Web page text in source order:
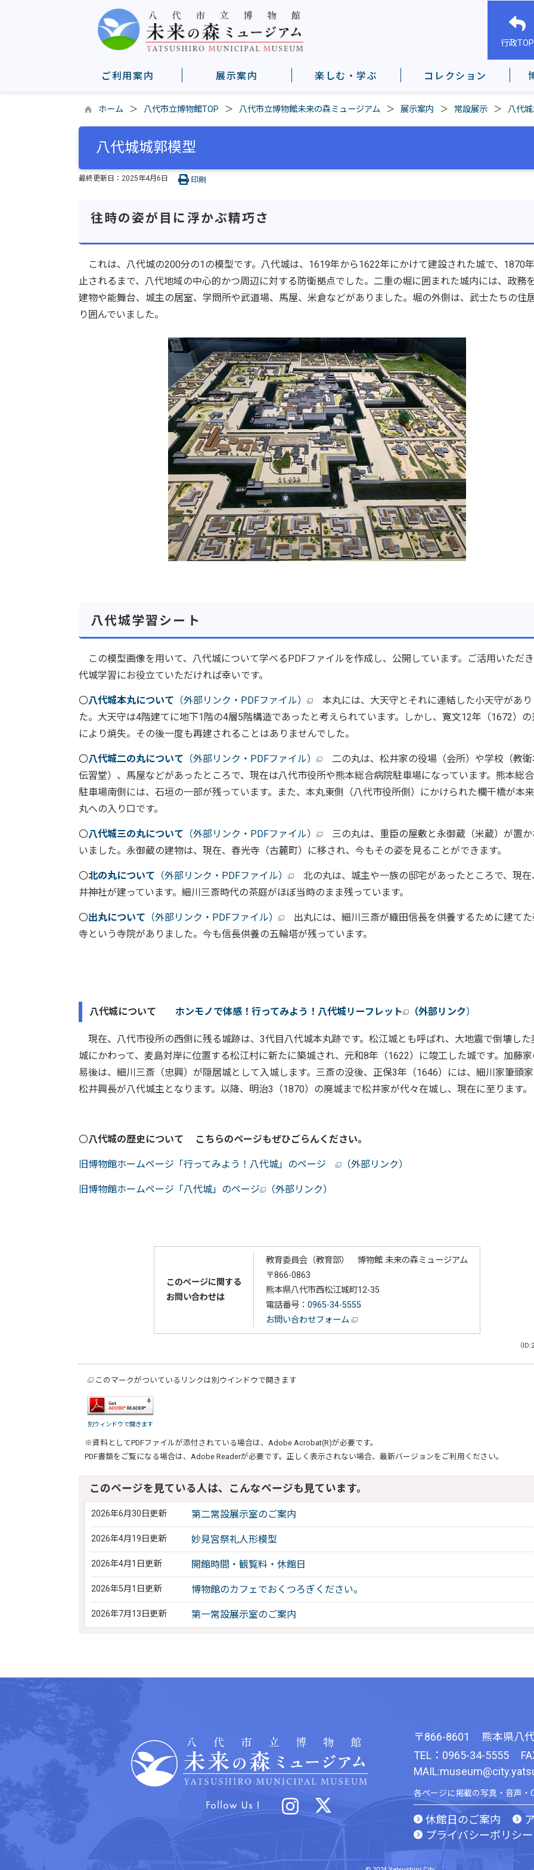
行政TOP
ご利用案内 展示案内 楽しむ・学ぶ コレクション
ホーム 八代市立博物館TOP 八代市立博物館未来の森ミュージアム 展示案内 常設展示 八代
八代城城郭模型
最終更新日： 2025年4月6日 印刷
往時の姿が目に浮かぶ精巧さ
これは、八代城の200分の1の模型です。八代城は、1619年から1622年にかけて建設された城で、1870
止されるまで、八代地域の中心的かつ周辺に対する防衛拠点でした。二重の堀に囲まれた城内には、政務
建物や能舞台、城主の居室、学問所や武道場、馬屋、米倉などがありました。堀の外側は、武士たちの住
り囲んでいました。
八代城学習シート
この模型画像を用いて、八代城について学べるPDFファイルを作成し、公開しています。ご活用いただ
代城学習にお役立ていただければ幸いです。
〇八代城本丸について （外部リンク・PDFファイル）
本丸には、大天守とそれに連結した小天守があ
た。大天守は4階建てに地下1階の4層5階構造であったと考えられています。しかし、寛文12年（1672）の
により焼失。その後一度も再建されることはありませんでした。
〇八代城二の丸について （外部リンク・PDFファイル）
二の丸は、松井家の役場（会所）や学校（教
伝習堂）、馬屋などがあったところで、現在は八代市役所や熊本総合病院駐車場になっています。熊本総
駐車場南側には、石垣の一部が残っています。また、本丸東側（八代市役所側）にかけられた欄干橋が本
丸への入り口です。
〇八代城三の丸について （外部リンク・PDFファイル）
三の丸は、重臣の屋敷と永御蔵（米蔵）が置
いました。永御蔵の建物は、現在、春光寺（古麓町）に移され、今もその姿を見ることができます。
〇北の丸について （外部リンク・PDFファイル）
北の丸は、城主や一族の邸宅があったところで、現在
井神社が建っています。細川三斎時代の茶庭がほぼ当時のまま残っています。
〇出丸について （外部リンク・PDFファイル）
出丸には、細川三斎が織田信長を供養するために建て
寺という寺院がありました。今も信長供養の五輪塔が残っています。
八代城について ホンモノで体感！行ってみよう！八代城リーフレット （外部リンク）
現在、八代市役所の西側に残る城跡は、3代目八代城本丸跡です。松江城とも呼ばれ、大地震で倒壊した
城にかわって、麦島対岸に位置する松江村に新たに築城され、元和8年（1622）に竣工した城です。加藤
易後は、細川三斎（忠興）が隠居城として入城します。三斎の没後、正保3年（1646）には、細川家筆頭
松井興長が八代城主となります。以降、明治3（1870）の廃城まで松井家が代々在城し、現在に至ります。
〇八代城の歴史について こちらのページもぜひごらんください。
旧博物館ホームページ「行ってみよう！八代城」のページ （外部リンク）
旧博物館ホームページ「八代城」のページ （外部リンク）
このページに関する
お問い合わせは
教育委員会（教育部） 博物館 未来の森ミュージアム
〒866-0863
熊本県八代市西松江城町12-35
電話番号： 0965-34-5555
お問い合わせフォーム
（
このマークがついているリンクは別ウインドウで開きます
別ウィンドウで開きます
※資料としてPDFファイルが添付されている場合は、 Adobe Acrobat(R)が必要です。
PDF書類をご覧になる場合は、 Adobe Readerが必要です。正しく表示されない場合、最新バージョンをご利用ください。
このページを見ている人は、こんなページも見ています。
2026年6月30日更新 第二常設展示室のご案内
2026年4月19日更新 妙見宮祭礼人形模型
2026年4月1日更新 開館時間・観覧料・休館日
2026年5月1日更新 博物館のカフェでおくつろぎください。
2026年7月13日更新 第一常設展示室のご案内
〒866-8601
熊本県八
TEL：0965-34-5555
各ページに掲載の写真・音声・
休館日のご案内
プライバシーポリシー